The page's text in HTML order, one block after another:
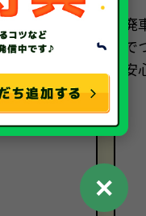
言われた車
っていた
で安心で
用させて
安
✕